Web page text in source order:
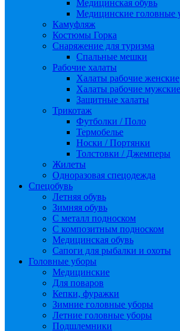
Медицинская обувь
Медицинские головные
Камуфляж
Костюмы Горка
Снаряжение для туризма
Спальные мешки
Рабочие халаты
Халаты рабочие женские
Халаты рабочие мужские
Защитные халаты
Трикотаж
Футболки / Поло
Термобелье
Носки / Портянки
Толстовки / Джемперы
Жилеты
Одноразовая спецодежда
Спецобувь
Летняя обувь
Зимняя обувь
С металл подноском
С композитным подноском
Медицинская обувь
Сапоги для рыбалки и охоты
Головные уборы
Медицинские
Для поваров
Кепки, фуражки
Зимние головные уборы
Летние головные уборы
Подшлемники